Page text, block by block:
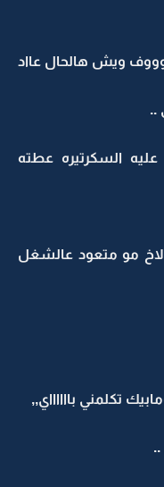
ويش هالحال عااد
..
السكرتيره عطته
مو متعود عالشغل
تكلمني بااااااي,,